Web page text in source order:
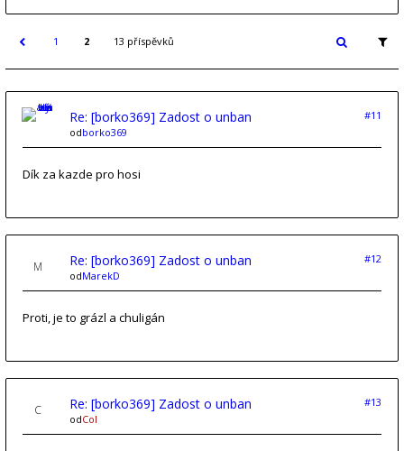
1 2 13 příspěvků
Re: [borko369] Zadost o unban
#11
odborko369
Dík za kazde pro hosi
Re: [borko369] Zadost o unban
#12
odMarekD
Proti, je to grázl a chuligán
Re: [borko369] Zadost o unban
#13
odCol